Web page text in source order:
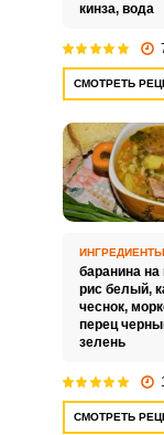
кинза, вода
СМОТРЕТЬ
ИНГРЕДИЕНТЫ
баранина на
рис белый,
чеснок,
перец
зелень
СМОТРЕТЬ